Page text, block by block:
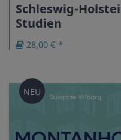
Schleswig-
Studien
28,00 € *
NEU